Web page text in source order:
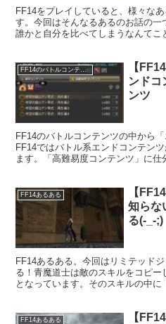
FF14をプレイしていると、様々な
す。今回はそんなるあるのお話の一
誰かと自分を比べてしまうなんて
FF14のバトルコンテンツ
【
ンドコ
ンツ
FF14のバトルコンテンツの中から
FF14ではバトル系エンドコンテン
ます。「高難易度コンテンツ」に
FF14あるある
【
知らな
る(-_-;)
FF14あるある。今回はリミテッド
る！青魔道士は敵のスキルをコピ
となっています。そのスキルの中
FF14あるある
【